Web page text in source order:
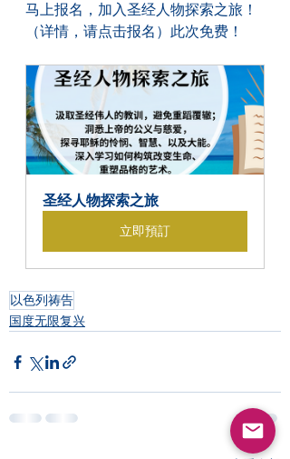
马上报名，加入圣经人物探索之旅！
（详情，请点击报名）此次免费！
圣经人物探索之旅
立即預訂
以色列祷告
国度无限复兴